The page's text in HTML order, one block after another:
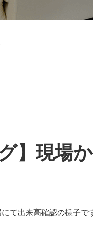
】現場
て出来高確認の様子で